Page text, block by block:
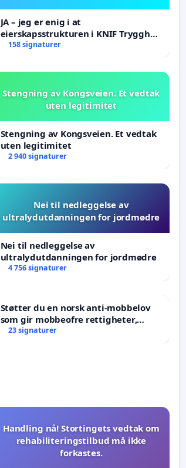
JA – jeg er enig i at
eierskapsstrukturen i KNIF Trygghet
AS ikke skal endres
158 signaturer
Stengning av Kongsveien. Et vedtak
uten legitimitet
Stengning av Kongsveien. Et vedtak
uten legitimitet
2 940 signaturer
Nei til nedleggelse av
ultralydutdanningen for jordmødre
Nei til nedleggelse av
ultralydutdanningen for jordmødre
4 756 signaturer
Støtter du en norsk anti-mobbelov
som gir mobbeofre rettigheter,
oppreisning og hjelp?
23 signaturer
Handling nå! Stortingets vedtak om
rehabiliteringstilbud må ikke
forkastes.